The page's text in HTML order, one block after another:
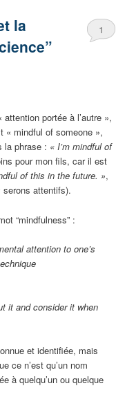
la
1
portée à l’autre »,
« mindful of someone »,
la phrase : « I’m mindful of
pour mon fils, car il est
of this in the future. »,
serons attentifs).
“mindfulness” :
attention to one’s
it and consider it when
et identifiée, mais
ce n’est qu’un nom
à quelqu’un ou quelque